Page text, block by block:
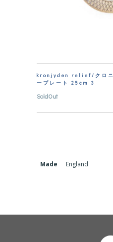
kronjyden relief/クロニ
ープレート 25cm 3
SoldOut
Made England